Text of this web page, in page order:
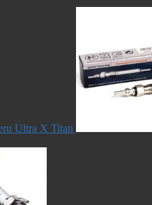
Ultra X Titan